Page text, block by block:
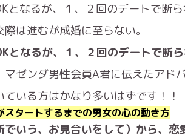
となるが、１、２回のデートで断
は進むが成婚に至らない。
となるが、１、２回のデートで断
ゼンダ男性会員A君に伝えたアド
いる方はかなり多いはずです！！
スタートするまでの男女の心の動き方
いう、お見合いをして）から、恋